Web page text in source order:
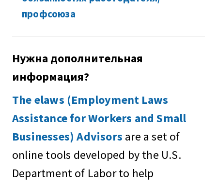
профсоюза
Нужна дополнительная
информация?
The elaws (Employment Laws
Assistance for Workers and Small
Businesses) Advisors are a set of
online tools developed by the U.S.
Department of Labor to help